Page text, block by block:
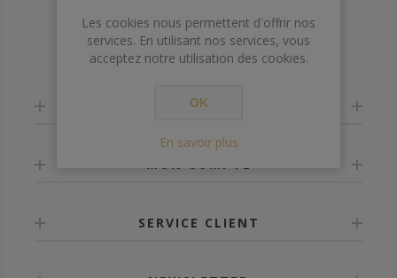
INFORMATION
MON COMPTE
SERVICE CLIENT
Les cookies nous permettent d'offrir nos
services. En utilisant nos services, vous
acceptez notre utilisation des cookies.
OK
En savoir plus